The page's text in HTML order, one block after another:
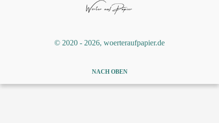
©️ 2020 - 2026, woerteraufpapier.de
NACH OBEN